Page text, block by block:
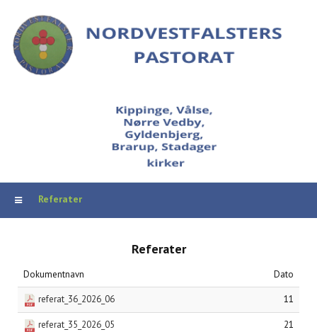
Referater
Referater
Dokumentnavn Dato
referat_36_2026_06 11
referat_35_2026_05 21